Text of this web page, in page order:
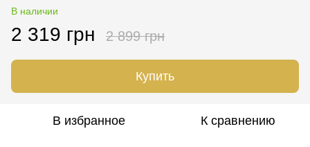
В наличии
2 319 грн 2 899 грн
Купить
В избранное К сравнению